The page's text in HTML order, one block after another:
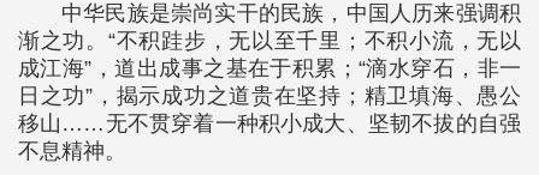
中华民族是崇尚实干的民族，中国人历来强调积
渐之功。“不积跬步，无以至千里；不积小流，无以
成江海”，道出成事之基在于积累；“滴水穿石，非一
日之功”，揭示成功之道贵在坚持；精卫填海、愚公
移山……无不贯穿着一种积小成大、坚韧不拔的自强
不息精神。